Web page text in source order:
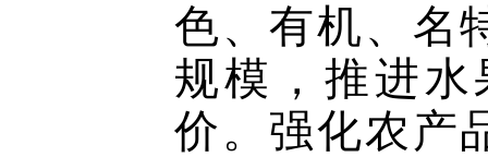
色、有机、名
规模，推进
价。强化农产